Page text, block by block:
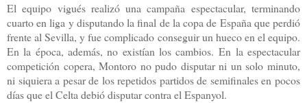
El equipo vigués realizó una campaña espectacular, terminando
cuarto en liga y disputando la final de la copa de España que perdió
frente al Sevilla, y fue complicado conseguir un hueco en el equipo.
En la época, además, no existían los cambios.En la espectacular
competición copera, Montoro no pudo disputar ni un solo minuto,
ni siquiera a pesar de los repetidos partidos de semifinales en pocos
días que el Celta debió disputar contra el Espanyol.